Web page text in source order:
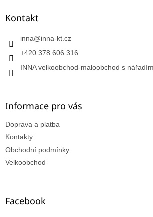
Kontakt
inna@inna-kt.cz
+420 378 606 316
INNA velkoobchod-maloobchod s nářadím
Informace pro vás
Doprava a platba
Kontakty
Obchodní podmínky
Velkoobchod
Facebook